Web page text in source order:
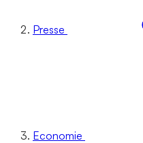
Presse
Economie